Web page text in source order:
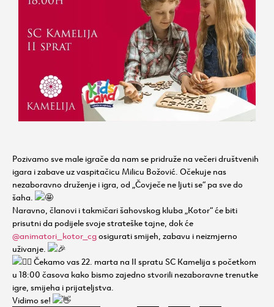
Pozivamo sve male igrače da nam se pridruže na večeri društvenih
igara i zabave uz vaspitačicu Milicu Božović. Očekuje nas
nezaboravno druženje i igra, od „Čovječe ne ljuti se“ pa sve do
šaha.
Naravno, članovi i takmičari šahovskog kluba „Kotor“ će biti
prisutni da podijele svoje strateške tajne, dok će
@animatori_kotor_cgosigurati smijeh, zabavu i neizmjerno
uživanje.
Čekamo vas 22. marta na II spratu SC Kamelija s početkom
u 18:00 časova kako bismo zajedno stvorili nezaboravne trenutke
igre, smijeha i prijateljstva.
Vidimo se!